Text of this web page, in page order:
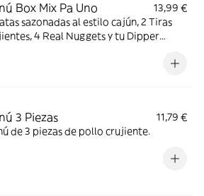
Box Mix Pa Uno
13,99 €
sazonadas al estilo cajún, 2 Tiras
4 Real Nuggets y tu Dipper
3 Piezas
11,79 €
de 3 piezas de pollo crujiente.